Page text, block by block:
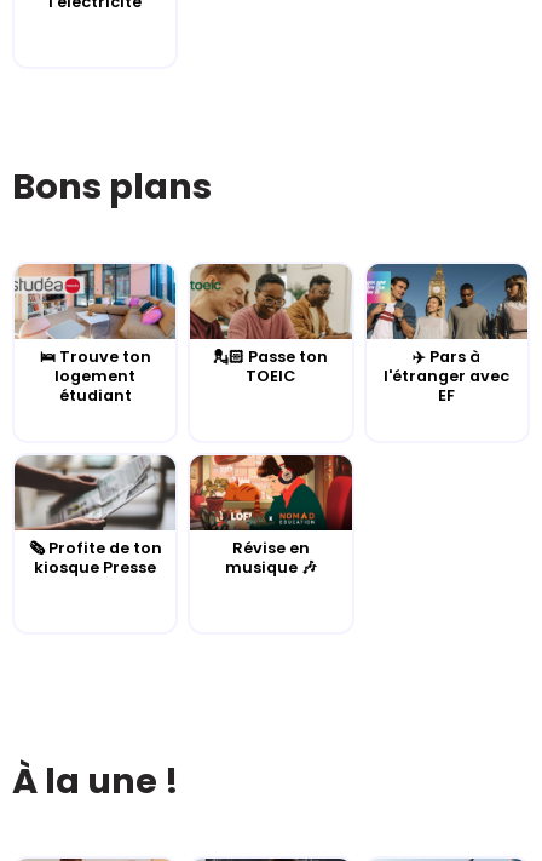
Bons plans
🛌 Trouve ton
logement
étudiant
💂🏻 Passe ton
TOEIC
✈️ Pars à
l'étranger avec
EF
🗞️ Profite de ton
kiosque Presse
Révise en
musique 🎶
À la une !